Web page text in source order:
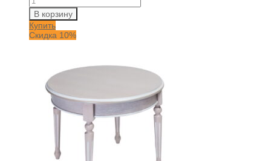
В корзину
Купить
Скидка 10%